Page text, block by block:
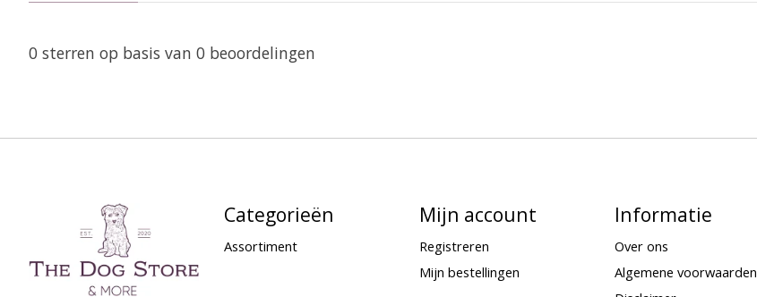
0 sterren op basis van 0 beoordelingen
Categorieën
Assortiment
Mijn account
Registreren
Mijn bestellingen
Informatie
Over ons
Algemene voorwaarden